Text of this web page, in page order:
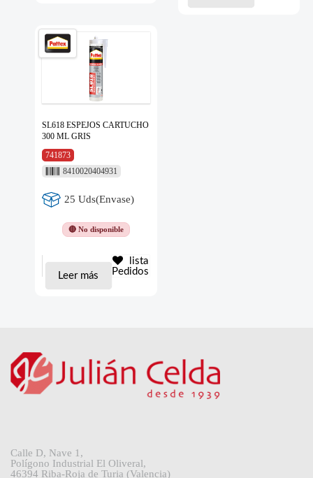
SL618 ESPEJOS CARTUCHO
300 ML GRIS
741873
8410020404931
25 Uds(Envase)
🔴 No disponible
Leer más
lista
Pedidos
Calle D, Nave 1,
Polígono Industrial El Oliveral,
46394 Riba-Roja de Turia (Valencia)